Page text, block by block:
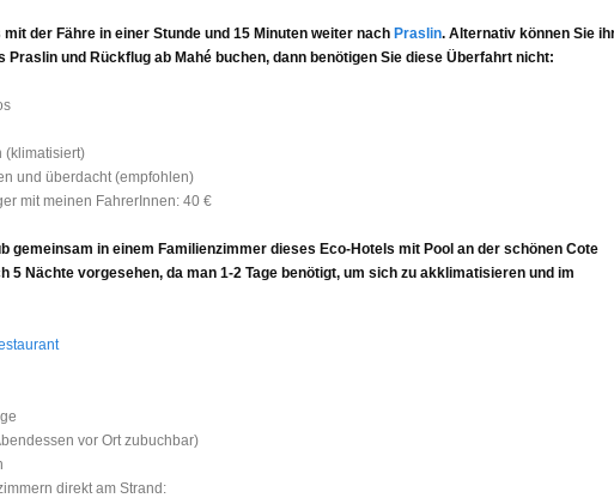
der Fähre in einer Stunde und 15 Minuten weiter nach Praslin. Alternativ können Sie
Praslin und Rückflug ab Mahé buchen, dann benötigen Sie diese Überfahrt nicht:
(klimatisiert)
und überdacht (empfohlen)
mit meinen FahrerInnen: 40 €
gemeinsam in einem Familienzimmer dieses Eco-Hotels mit Pool an der schönen Cote
5 Nächte vorgesehen, da man 1-2 Tage benötigt, um sich zu akklimatisieren und im
vor Ort zubuchbar)
direkt am Strand: